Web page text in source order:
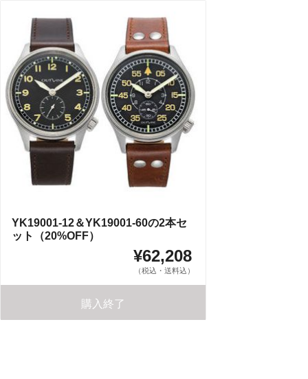
YK19001-12＆YK19001-60の2本セ
ット（20%OFF）
¥62,208
（税込・送料込）
購入終了